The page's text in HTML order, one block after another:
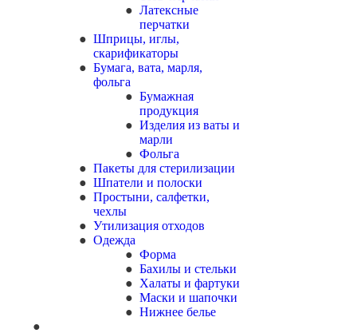
Латексные
перчатки
Шприцы, иглы,
скарификаторы
Бумага, вата, марля,
фольга
Бумажная
продукция
Изделия из ваты и
марли
Фольга
Пакеты для стерилизации
Шпатели и полоски
Простыни, салфетки,
чехлы
Утилизация отходов
Одежда
Форма
Бахилы и стельки
Халаты и фартуки
Маски и шапочки
Нижнее белье